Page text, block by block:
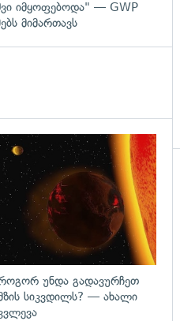
იმყოფებოდა" — GWP
მიმართავს
უნდა გადავურჩეთ
სიკვდილს? — ახალი